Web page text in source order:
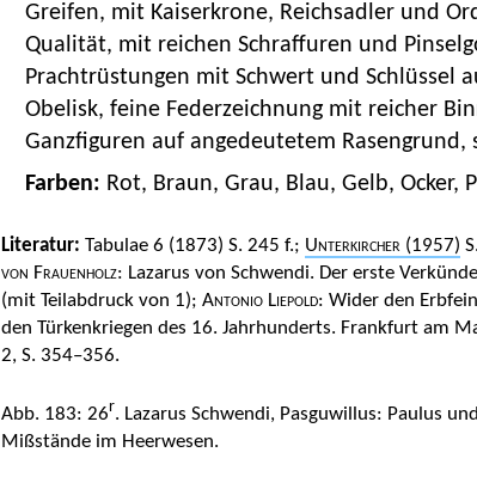
Greifen, mit Kaiserkrone, Reichsadler und
Qualität, mit reichen Schraffuren und
Prachtrüstungen mit Schwert und Schlüssel
Obelisk, feine Federzeichnung mit reicher
Ganzfiguren auf angedeutetem
Farben: Rot, Braun, Grau, Blau, Gelb, Ocker,
Literatur: Tabulae 6 (1873) S. 245 f.; Unterkircher (1957)
von Frauenholz: Lazarus von Schwendi. Der erste
(mit Teilabdruck von 1); Antonio Liepold: Wider den
den Türkenkriegen des 16. Jahrhunderts. Frankfurt am
2, S. 354–356.
Abb. 183: 26r. Lazarus Schwendi, Pasguwillus: Paulus
Mißstände im Heerwesen.